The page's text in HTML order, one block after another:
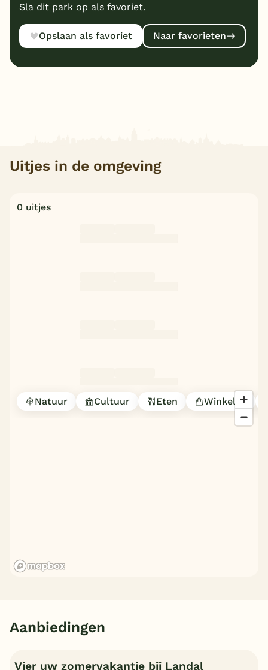
Sla dit park op als favoriet.
Opslaan als favoriet Naar favorieten
Uitjes in de omgeving
0 uitjes
Natuur Cultuur Eten Winkelen
Aanbiedingen
Vier uw zomervakantie bij Landal